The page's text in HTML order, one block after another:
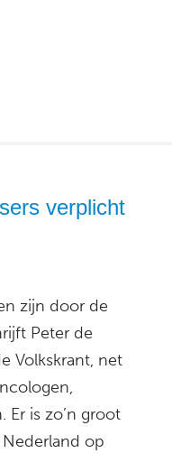
verplicht
zijn door de
Peter de
Volkskrant, net
Er is zo’n groot
op